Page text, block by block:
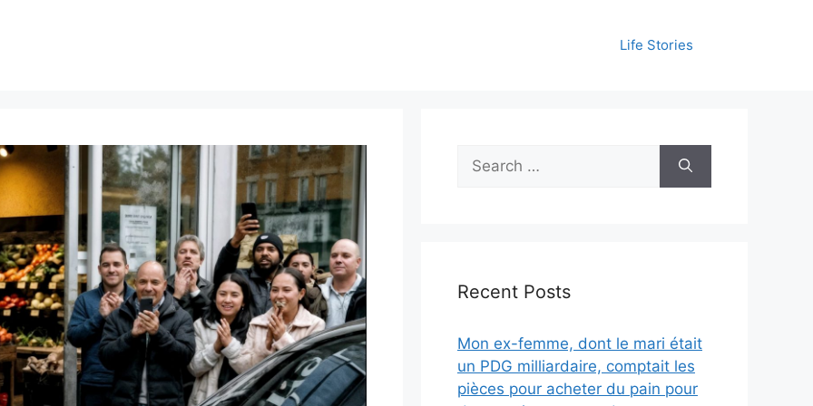
Life Stories
Search
for:
Recent Posts
Mon ex-femme, dont le mari était
un PDG milliardaire, comptait les
pièces pour acheter du pain pour